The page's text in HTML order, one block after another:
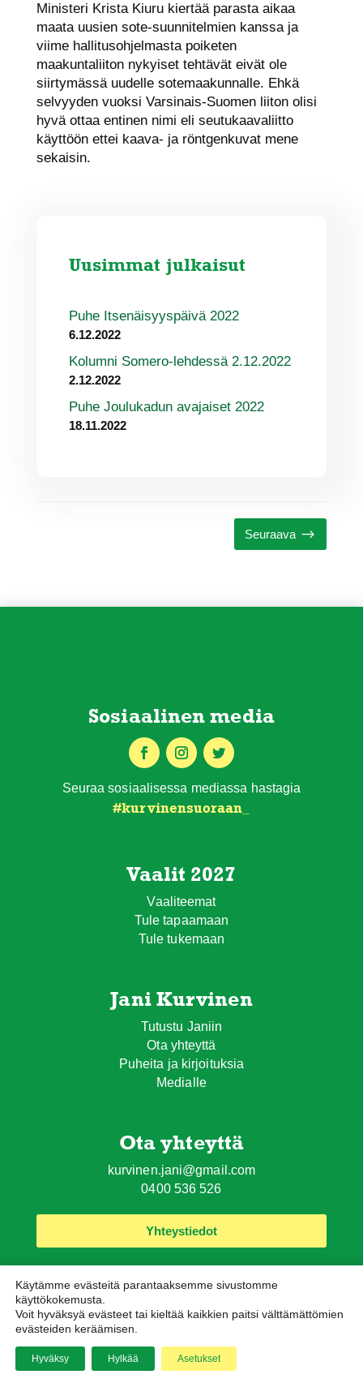
Ministeri Krista Kiuru kiertää parasta aikaa
maata uusien sote-suunnitelmien kanssa ja
viime hallitusohjelmasta poiketen
maakuntaliiton nykyiset tehtävät eivät ole
siirtymässä uudelle sotemaakunnalle. Ehkä
selvyyden vuoksi Varsinais-Suomen liiton olisi
hyvä ottaa entinen nimi eli seutukaavaliitto
käyttöön ettei kaava- ja röntgenkuvat mene
sekaisin.
Uusimmat julkaisut
Puhe Itsenäisyyspäivä 2022
6.12.2022
Kolumni Somero-lehdessä 2.12.2022
2.12.2022
Puhe Joulukadun avajaiset 2022
18.11.2022
Seuraava $
Sosiaalinen media
Seuraa sosiaalisessa mediassa hastagia
#kurvinensuoraan
Vaalit 2027
Vaaliteemat
Tule tapaamaan
Tule tukemaan
Jani Kurvinen
Tutustu Janiin
Ota yhteyttä
Puheita ja kirjoituksia
Medialle
Ota yhteyttä
kurvinen.jani@gmail.com
0400 536 526
Yhteystiedot
© Jani Kurvinen. Kaikki oikeudet pidätetään. Sivusto
Pixelwork Studios
Tietosuojaseloste
Käytämme evästeitä parantaaksemme sivustomme
käyttökokemusta.
Voit hyväksyä evästeet tai kieltää kaikkien paitsi välttämättömien
evästeiden keräämisen.
Hyväksy Hylkää Asetukset